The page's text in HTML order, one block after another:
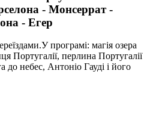
- Монсеррат -
- Егер
У програмі: магія озера
Португалії, перлина Португалії
до небес, Антоніо Гауді і його